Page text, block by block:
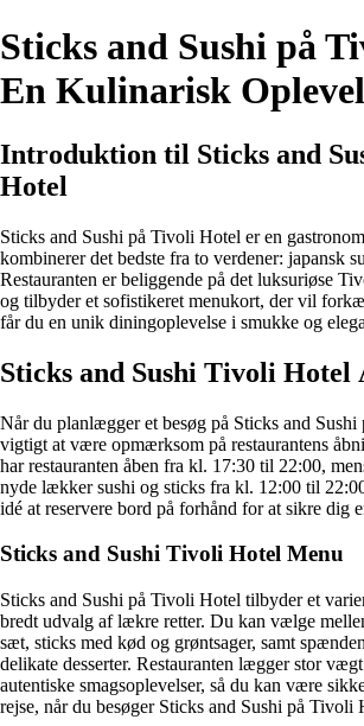
Sticks and Sushi på
En Kulinarisk
Introduktion til Sticks and
Hotel
Sticks and Sushi på Tivoli Hotel er en
kombinerer det bedste fra to verdener: japansk
Restauranten er beliggende på det luksuriøse
og tilbyder et sofistikeret menukort, der vil
får du en unik diningoplevelse i smukke og
Sticks and Sushi Tivoli Hotel
Når du planlægger et besøg på Sticks and
vigtigt at være opmærksom på restaurantens
har restauranten åben fra kl. 17:30 til 22:00,
nyde lækker sushi og sticks fra kl. 12:00 til
idé at reservere bord på forhånd for at sikre dig
Sticks and Sushi Tivoli Hotel Menu
Sticks and Sushi på Tivoli Hotel tilbyder et
bredt udvalg af lækre retter. Du kan vælge
sæt, sticks med kød og grøntsager, samt
delikate desserter. Restauranten lægger stor
autentiske smagsoplevelser, så du kan være
rejse, når du besøger Sticks and Sushi på Tivoli